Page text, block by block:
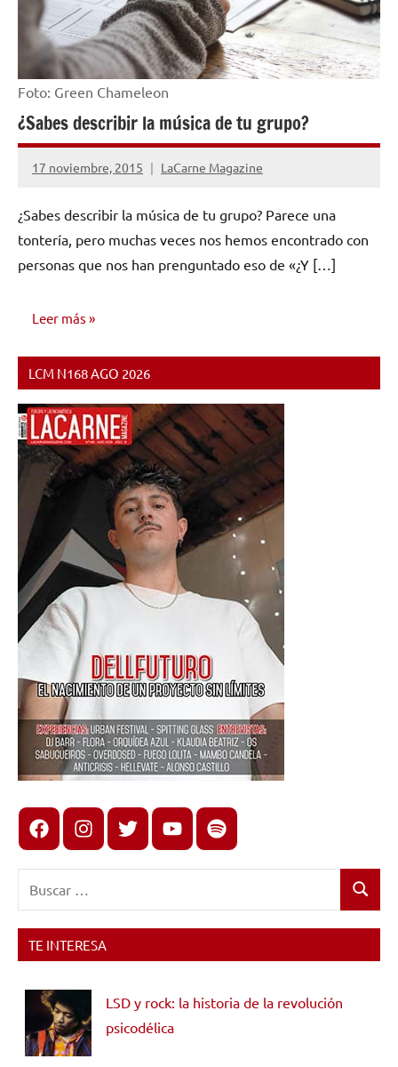
Foto: Green Chameleon
¿Sabes describir la música de tu grupo?
17 noviembre, 2015 LaCarne Magazine
No
comentarios
¿Sabes describir la música de tu grupo? Parece una
tontería, pero muchas veces nos hemos encontrado con
personas que nos han prenguntado eso de «¿Y […]
Leer más
CONSEJOS
PARA
MÚSICOS
LCM N168 AGO 2026
FacebookInstagram
X youtubespotify
Buscar
TE INTERESA
LSD y rock: la historia de la revolución
psicodélica